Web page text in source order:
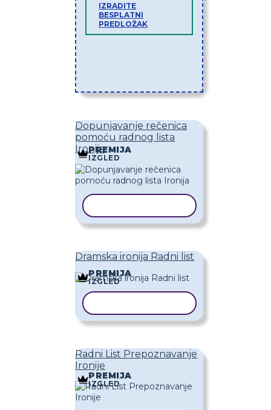
IZRADITE
BESPLATNI
PREDLOŽAK
Dopunjavanje rečenica
pomoću radnog lista
Ironija
PREMIJA
IZGLED
Dramska ironija Radni list
PREMIJA
IZGLED
Radni List Prepoznavanje
Ironije
PREMIJA
IZGLED